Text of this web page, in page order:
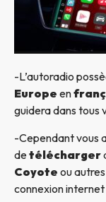
-L’autoradio
Europe en
guidera dans tous
-Cependant vous
detélécharger
Coyote ou
connexion